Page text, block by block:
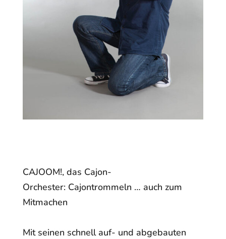
CAJOOM!, das Cajon-
Orchester: Cajontrommeln … auch zum
Mitmachen
Mit seinen schnell auf- und abgebauten